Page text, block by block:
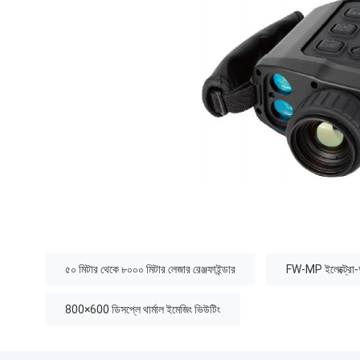
৫০ মিটার থেকে ৮০০০ মিটার লেজার রেঞ্জফাইন্ডার FW-MP ইলেক্ট্রো-
800×600 ডিসপ্লে থার্মাল ইমেজিং ভিউটিং